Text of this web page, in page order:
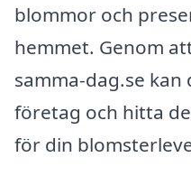
blommor och
hemmet. Genom
samma-dag.se
företag och hitta
för din